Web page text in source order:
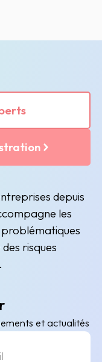
depuis
les
problématiques
risques
et actualités